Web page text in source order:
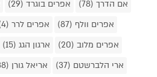
אם הדרך (78)
אפרים בוגרד (29)
אפרים וולף (87)
אפרים לרר (4)
אפרים מלוב (20)
ארגון הגג (15)
ארי הלברשטם (37)
אריאל גורן (138)